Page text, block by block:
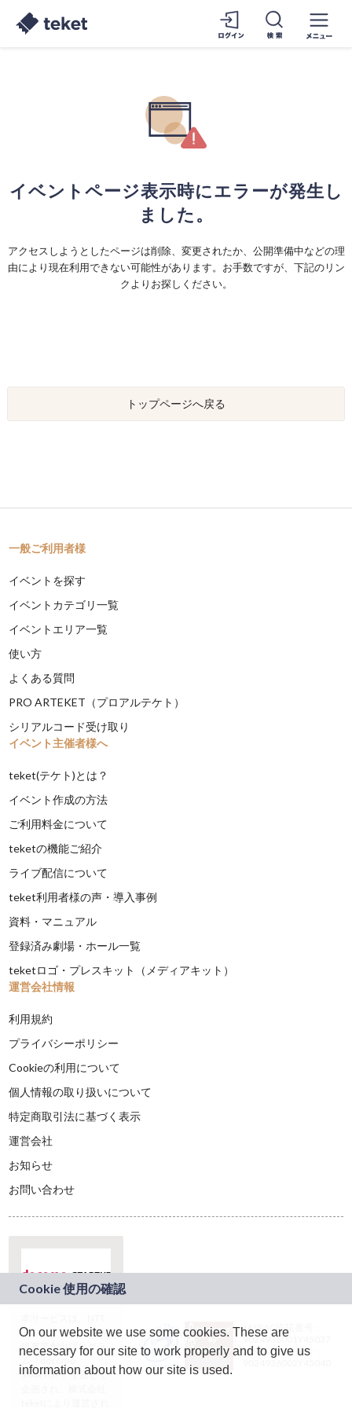
イベントページ表示時にエラーが発生し
ました。
アクセスしようとしたページは削除、変更されたか、公開準備中などの理
由により現在利用できない可能性があります。お手数ですが、下記のリン
クよりお探しください。
トップページへ戻る
一般ご利用者様
イベントを探す
イベントカテゴリ一覧
イベントエリア一覧
使い方
よくある質問
PRO ARTEKET（プロアルテケト）
シリアルコード受け取り
イベント主催者様へ
teket(テケト)とは？
イベント作成の方法
ご利用料金について
teketの機能ご紹介
ライブ配信について
teket利用者様の声・導入事例
資料・マニュアル
登録済み劇場・ホール一覧
teketロゴ・プレスキット（メディアキット）
運営会社情報
利用規約
プライバシーポリシー
Cookieの利用について
個人情報の取り扱いについて
特定商取引法に基づく表示
運営会社
お知らせ
お問い合わせ
ドコモグループの新
規事業創出プログラ
ム「docomo
STARTUP」を通じて
JASRAC許諾番号：
9024936001Y45037
JASRAC許諾番号：
On our website we use some cookies. These are
necessary for our site to work properly and to give us
information about how our site is used.